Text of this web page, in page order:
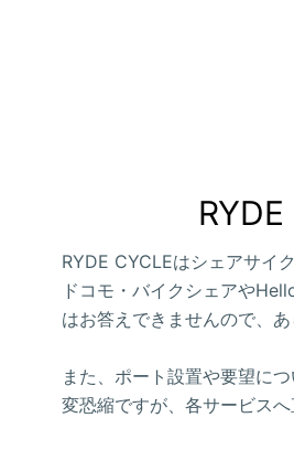
RYDE CYCLEはシェアサイ
ドコモ・バイクシェアや
はお答えできませんので、あ
また、ポート設置や要望に
変恐縮ですが、各サービス